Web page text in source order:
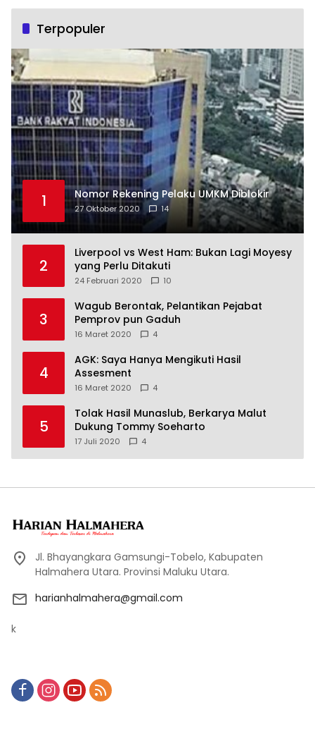
Terpopuler
1 Nomor Rekening Pelaku UMKM Diblokir
27 Oktober 2020 14
2
Liverpool vs West Ham: Bukan Lagi Moyesy
yang Perlu Ditakuti
24 Februari 2020 10
3
Wagub Berontak, Pelantikan Pejabat
Pemprov pun Gaduh
16 Maret 2020 4
4
AGK: Saya Hanya Mengikuti Hasil
Assesment
16 Maret 2020 4
5
Tolak Hasil Munaslub, Berkarya Malut
Dukung Tommy Soeharto
17 Juli 2020 4
Jl. Bhayangkara Gamsungi-Tobelo, Kabupaten
Halmahera Utara. Provinsi Maluku Utara.
harianhalmahera@gmail.com
k